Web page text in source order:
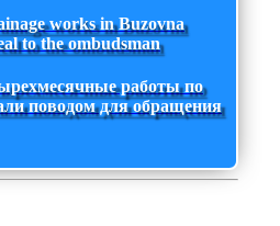
works in Buzovna
to the ombudsman
работы по
поводом для обращения